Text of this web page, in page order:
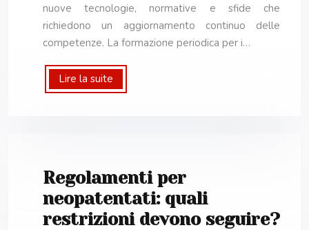
nuove tecnologie, normative e sfide che
richiedono un aggiornamento continuo delle
competenze. La formazione periodica per i…
Lire la suite
Regolamenti per
neopatentati: quali
restrizioni devono seguire?